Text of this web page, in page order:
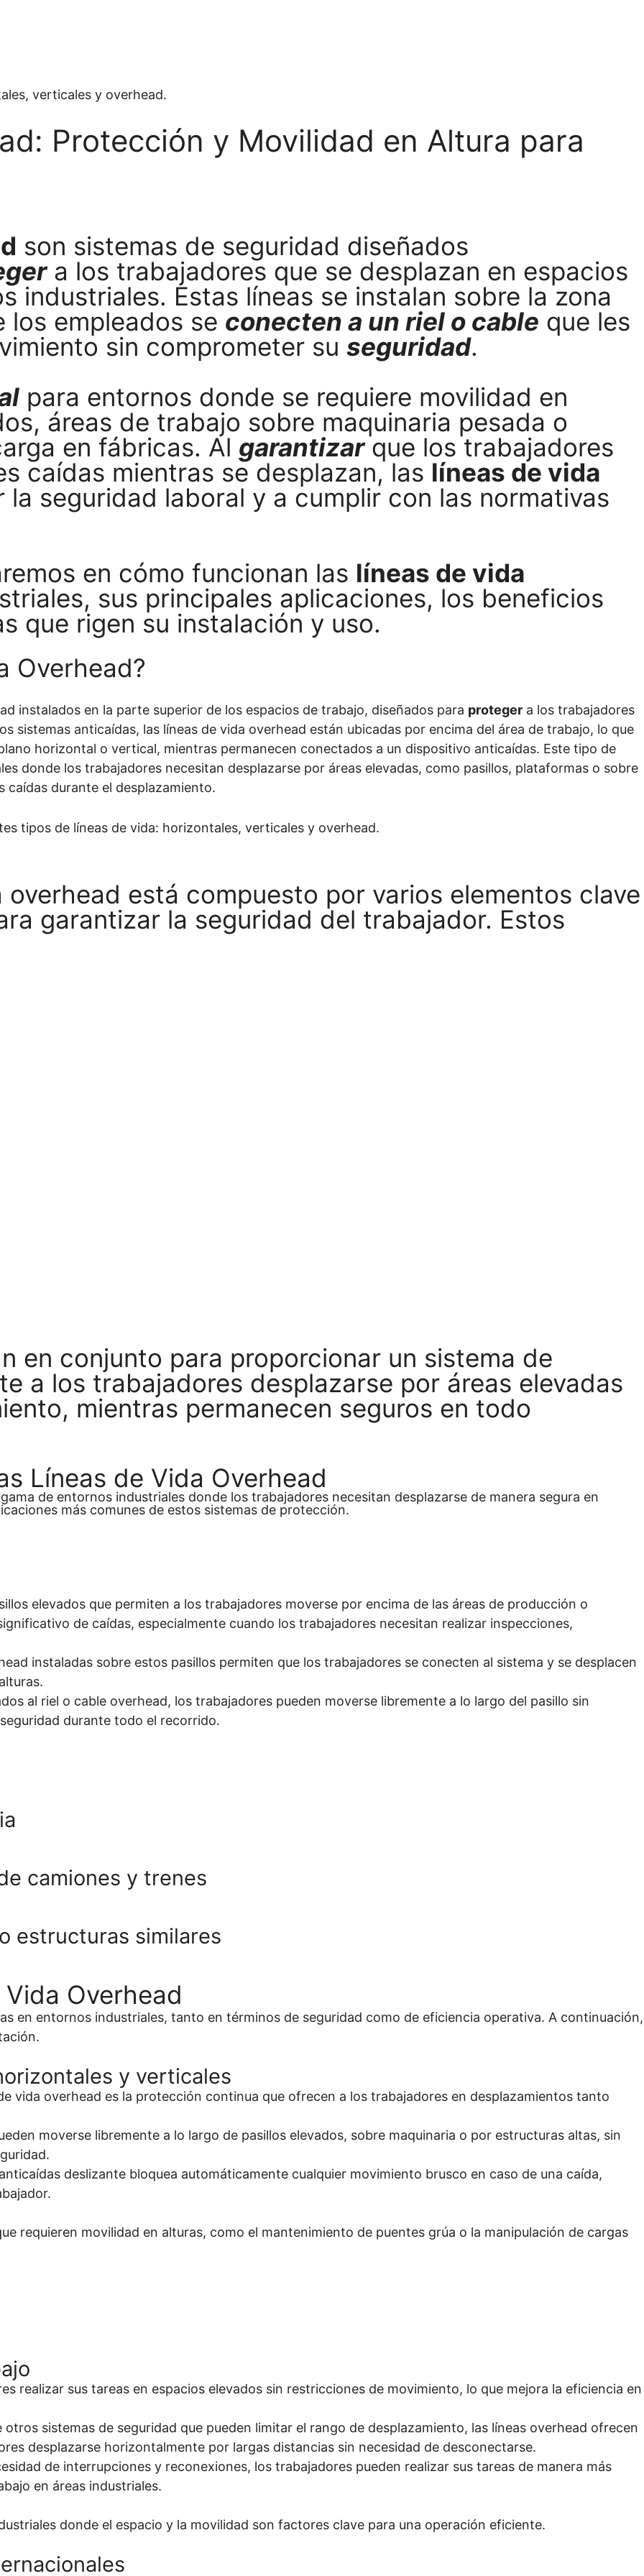
Protección y Movilidad en Altura para
son sistemas de seguridad diseñados
a los trabajadores que se desplazan en espacios
industriales. Estas líneas se instalan sobre la zona
empleados se conecten a un riel o cable que les
sin comprometer su seguridad.
para entornos donde se requiere movilidad en
áreas de trabajo sobre maquinaria pesada o
en fábricas. Al garantizarque los trabajadores
caídas mientras se desplazan, las líneas de vida
la seguridad laboral y a cumplir con las normativas
en cómo funcionan las líneas de vida
sus principales aplicaciones, los beneficios
que rigen su instalación y uso.
Overhead?
instalados en la parte superior de los espacios de trabajo, diseñados para proteger a los trabajadores
sistemas anticaídas, las líneas de vida overhead están ubicadas por encima del área de trabajo, lo que
horizontal o vertical, mientras permanecen conectados a un dispositivo anticaídas. Este tipo de
donde los trabajadores necesitan desplazarse por áreas elevadas, como pasillos, plataformas o sobre
caídas durante el desplazamiento.
está compuesto por varios elementos clave
garantizar la seguridad del trabajador. Estos
en conjunto para proporcionar un sistema de
a los trabajadores desplazarse por áreas elevadas
mientras permanecen seguros en todo
Líneas de Vida Overhead
de entornos industriales donde los trabajadores necesitan desplazarse de manera segura en
más comunes de estos sistemas de protección.
elevados que permiten a los trabajadores moverse por encima de las áreas de producción o
de caídas, especialmente cuando los trabajadores necesitan realizar inspecciones,
instaladas sobre estos pasillos permiten que los trabajadores se conecten al sistema y se desplacen
al riel o cable overhead, los trabajadores pueden moverse libremente a lo largo del pasillo sin
durante todo el recorrido.
camiones y trenes
estructuras similares
Overhead
en entornos industriales, tanto en términos de seguridad como de eficiencia operativa. A continuación,
y verticales
vida overhead es la protección continua que ofrecen a los trabajadores en desplazamientos tanto
moverse libremente a lo largo de pasillos elevados, sobre maquinaria o por estructuras altas, sin
deslizante bloquea automáticamente cualquier movimiento brusco en caso de una caída,
requieren movilidad en alturas, como el mantenimiento de puentes grúa o la manipulación de cargas
realizar sus tareas en espacios elevados sin restricciones de movimiento, lo que mejora la eficiencia en
otros sistemas de seguridad que pueden limitar el rango de desplazamiento, las líneas overhead ofrecen
desplazarse horizontalmente por largas distancias sin necesidad de desconectarse.
de interrupciones y reconexiones, los trabajadores pueden realizar sus tareas de manera más
en áreas industriales.
donde el espacio y la movilidad son factores clave para una operación eficiente.